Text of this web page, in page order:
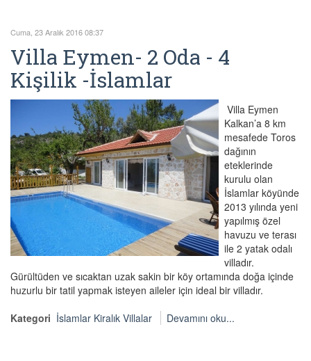
Cuma, 23 Aralık 2016 08:37
Villa Eymen- 2 Oda - 4
Kişilik -İslamlar
Villa Eymen
Kalkan’a 8 km
mesafede Toros
dağının
eteklerinde
kurulu olan
İslamlar köyünde
2013 yılında yeni
yapılmış özel
havuzu ve terası
ile 2 yatak odalı
villadır.
Gürültüden ve sıcaktan uzak sakin bir köy ortamında doğa içinde
huzurlu bir tatil yapmak isteyen aileler için ideal bir villadır.
Kategori İslamlar Kiralık Villalar Devamını oku...